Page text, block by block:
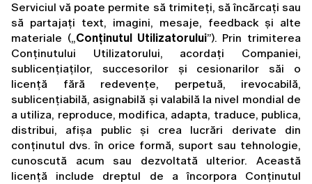
Serviciul vă poate permite să trimiteți, să încărcați sau
să partajați text, imagini, mesaje, feedback și alte
materiale („Conținutul Utilizatorului”). Prin trimiterea
Conținutului Utilizatorului, acordați Companiei,
sublicențiaților, succesorilor și cesionarilor săi o
licență fără redevențe, perpetuă, irevocabilă,
sublicențiabilă, asignabilă și valabilă la nivel mondial de
a utiliza, reproduce, modifica, adapta, traduce, publica,
distribui, afișa public și crea lucrări derivate din
conținutul dvs. în orice formă, suport sau tehnologie,
cunoscută acum sau dezvoltată ulterior. Această
licență include dreptul de a încorpora Conținutul